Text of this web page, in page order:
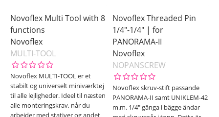
Novoflex Multi Tool with 8
functions
Novoflex
MULTI-TOOL
Novoflex MULTI-TOOL er et
stabilt og universelt miniværktøj
til alle lejligheder. Ideel til næsten
alle monteringskrav, når du
arbejder med stativer og andet
Novoflex Threaded Pin
1/4"-1/4" | for
PANORAMA-II
Novoflex
NOPANSCREW
Novoflex skruv-stift passande
PANORAMA-II samt UNIKLEM-42
m.m. 1/4" gänga i bägge ändar